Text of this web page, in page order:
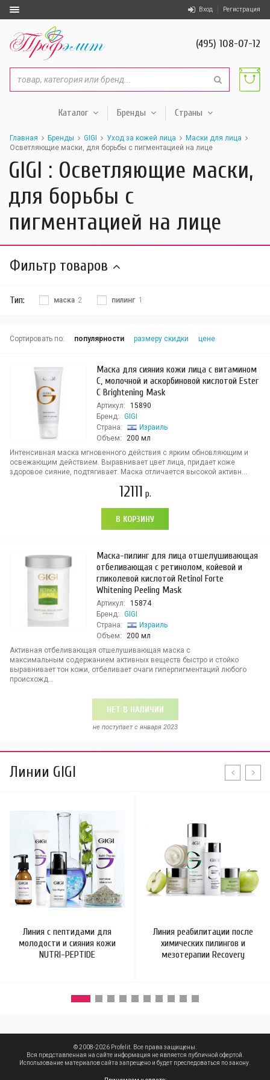
Вход Регистрация
(495) 108-07-12
Каталог Бренды Страны
Главная Бренды GIGI Уход за кожей лица
Маски для лица
Осветляющие маски, для борьбы с пигментацией на лице
GIGI : Осветляющие маски,
для борьбы с
пигментацией на лице
Фильтр товаров
Тип: маска 2 пилинг 1
Сортировать по: популярности размеру скидки цене
Маска для сияния кожи лица с витамином
С, молочной и аскорбиновой кислотой Ester
C Brightening Mask
Артикул:
15890
Бренд:
GIGI
Страна:
Израиль
Объем:
200 мл
Интенсивная маска мгновенного действия с ярким обновляющим и
освежающим действием. Выравнивает цвет лица, придает коже
здоровое сияние, подтягивает. Маска отличается высокой активн...
12111 р.
В КОРЗИНУ
Маска-пилинг для лица отшелушивающая
отбеливающая с ретинолом, койевой и
гликолевой кислотой Retinol Forte
Whitening Peeling Mask
Артикул:
15874
Бренд:
GIGI
Страна:
Израиль
Объем:
200 мл
Активная отбеливающая отшелушивающая маска с
максимальным содержанием активных веществ быстро и стойко
выравнивает тон кожи, отбеливает очаги гиперпигментаций любого
происхожд...
НЕТ В НАЛИЧИИ
не поступает c января 2023
Линии GIGI
Линия с пептидами для
молодости и сияния кожи
NUTRI-PEPTIDE
Линия реабилитации после
химических пилингов и
мезотерапии Recovery
© 2008-2026 Profelit. Все права защищены.
Вся представленная на сайте информация не является публичной офертой.
Использование материалов сайта запрещено и будет преследоваться по закону.